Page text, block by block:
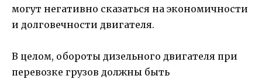
могут негативно сказаться на экономичности
и долговечности двигателя.
В целом, обороты дизельного двигателя при
перевозке грузов должны быть